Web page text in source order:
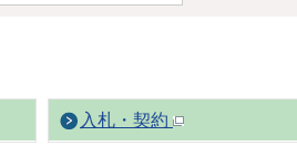
入札・契約